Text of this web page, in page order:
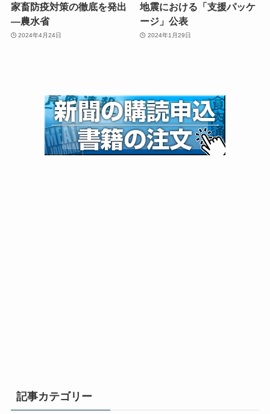
家畜防疫対策の徹底を発出
—農水省
2024年4月24日
地震における「支援パッケ
ージ」公表
2024年1月29日
記事カテゴリー